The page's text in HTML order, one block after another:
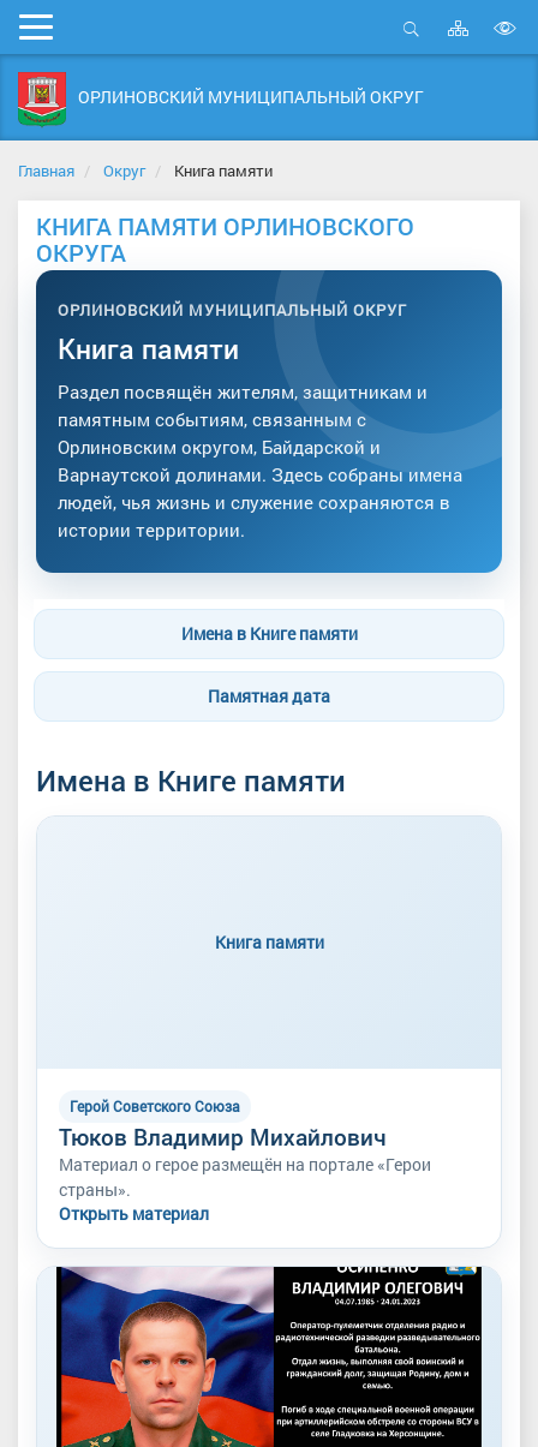
Мобильное
меню
Открыть
Карта
сайта
ОРЛИНОВСКИЙ МУНИЦИПАЛЬНЫЙ ОКРУГ
Главная Округ Книга памяти
КНИГА ПАМЯТИ ОРЛИНОВСКОГО
ОКРУГА
ОРЛИНОВСКИЙ МУНИЦИПАЛЬНЫЙ ОКРУГ
Книга памяти
Раздел посвящён жителям, защитникам и
памятным событиям, связанным с
Орлиновским округом, Байдарской и
Варнаутской долинами. Здесь собраны имена
людей, чья жизнь и служение сохраняются в
истории территории.
Имена в Книге памяти
Памятная дата
Имена в Книге памяти
Книга памяти
Герой Советского Союза
Тюков Владимир Михайлович
Материал о герое размещён на портале «Герои
страны».
Открыть материал